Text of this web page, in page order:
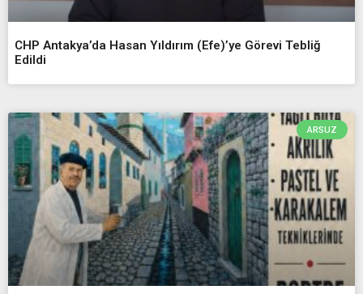
CHP Antakya’da Hasan Yıldırım (Efe)’ye Görevi Tebliğ
Edildi
ARSUZ